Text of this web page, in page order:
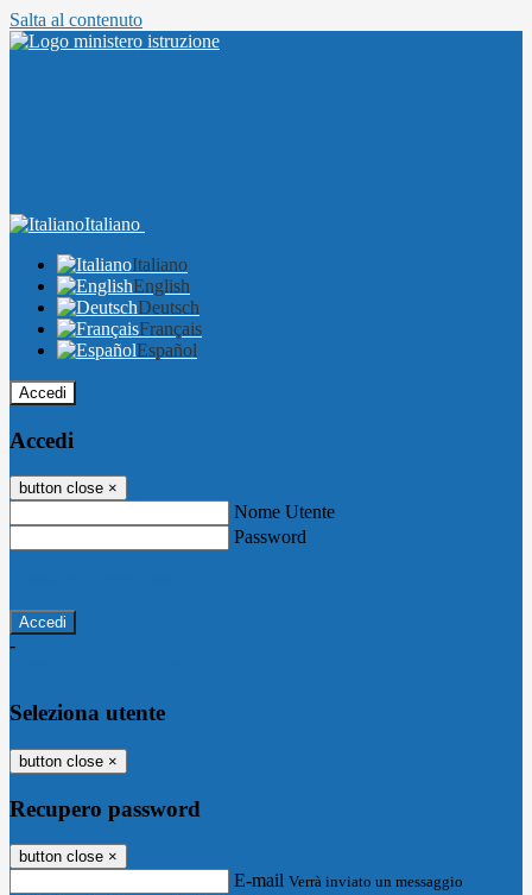
Salta al contenuto
Italiano
Italiano
English
Deutsch
Français
Español
Accedi
Accedi
button close ×
Nome Utente
Password
-
Seleziona utente
button close ×
Recupero password
button close ×
E-mail Verrà inviato un messaggio